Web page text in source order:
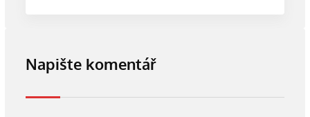
Napište komentář